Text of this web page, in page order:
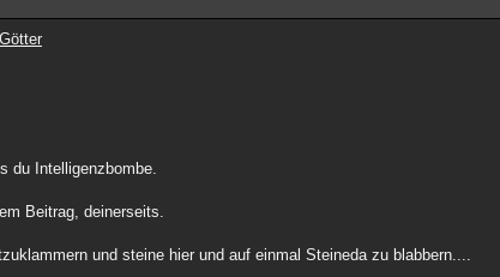
du Intelligenzbombe.
Beitrag, deinerseits.
und steine hier und auf einmal Steineda zu blabbern....